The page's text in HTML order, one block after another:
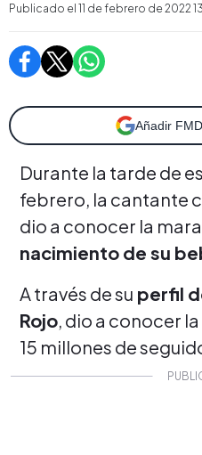
Publicado el 11 de febrero de 2022
Añadir
Durante la tarde de
febrero, la cantante
dio a conocer la
nacimiento de su
A través de su perfil
Rojo, dio a conocer
15 millones de